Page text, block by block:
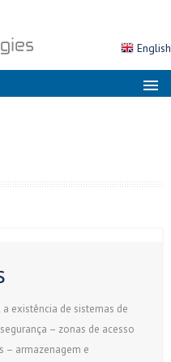
English
existência de sistemas de
– zonas de acesso
– armazenagem e